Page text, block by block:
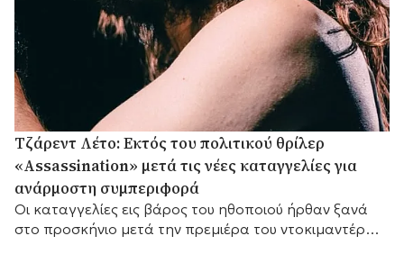
Τζάρεντ Λέτο: Εκτός του πολιτικού θρίλερ
«Assassination» μετά τις νέες καταγγελίες για
ανάρμοστη συμπεριφορά
Οι καταγγελίες εις βάρος του ηθοποιού ήρθαν ξανά
στο προσκήνιο μετά την πρεμιέρα του ντοκιμαντέρ